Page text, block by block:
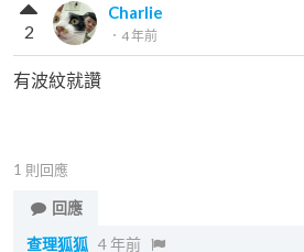
Charlie
． 4 年前
2
有波紋就讚
1 則回應
回應
查理狐狐 4 年前